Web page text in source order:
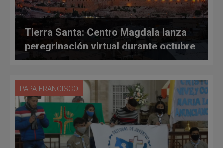
Tierra Santa: Centro Magdala lanza
peregrinación virtual durante octubre
PAPA FRANCISCO